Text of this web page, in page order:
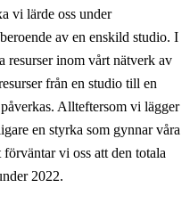
vi lärde oss under
av en enskild studio. I
resurser inom vårt nätverk av
från en studio till en
Allteftersom vi lägger
en styrka som gynnar våra
vi oss att den totala
2022.